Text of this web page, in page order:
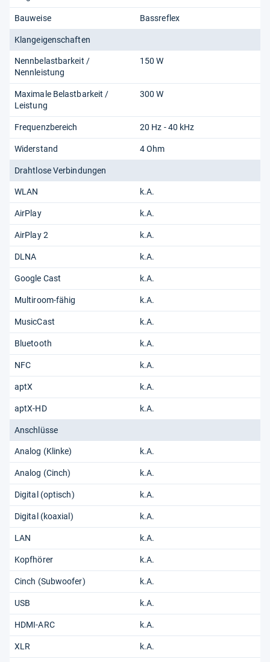
Bauweise Bassreflex
Klangeigenschaften
Nennbelastbarkeit /
Nennleistung
150 W
Maximale Belastbarkeit /
Leistung
300 W
Frequenzbereich 20 Hz - 40 kHz
Widerstand 4 Ohm
Drahtlose Verbindungen
WLAN k.A.
AirPlay k.A.
AirPlay 2 k.A.
DLNA k.A.
Google Cast k.A.
Multiroom-fähig k.A.
MusicCast k.A.
Bluetooth k.A.
NFC k.A.
aptX k.A.
aptX-HD k.A.
Anschlüsse
Analog (Klinke) k.A.
Analog (Cinch) k.A.
Digital (optisch) k.A.
Digital (koaxial) k.A.
LAN k.A.
Kopfhörer k.A.
Cinch (Subwoofer) k.A.
USB k.A.
HDMI-ARC k.A.
XLR k.A.